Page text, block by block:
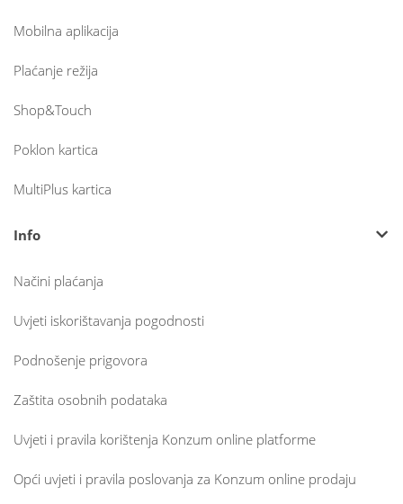
Mobilna aplikacija
Plaćanje režija
Shop&Touch
Poklon kartica
MultiPlus kartica
Info
Načini plaćanja
Uvjeti iskorištavanja pogodnosti
Podnošenje prigovora
Zaštita osobnih podataka
Uvjeti i pravila korištenja Konzum online platforme
Opći uvjeti i pravila poslovanja za Konzum online prodaju